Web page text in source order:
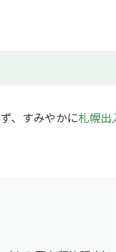
、すみやかに札幌出